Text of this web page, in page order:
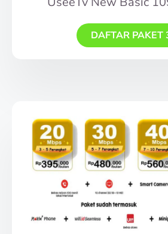
DAFTAR PAKET